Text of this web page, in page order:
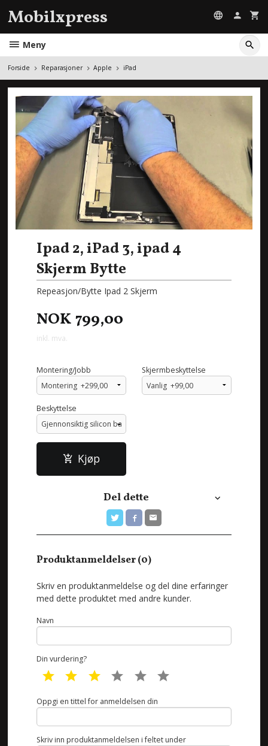
innholdet
Mobilxpress
Meny
Forside Reparasjoner Apple iPad
Ipad 2, iPad 3, ipad 4
Skjerm Bytte
Repeasjon/Bytte Ipad 2 Skjerm
NOK799,00
inkl. mva.
Montering/Jobb Skjermbeskyttelse
Beskyttelse
Kjøp
Del dette
Produktanmeldelser (0)
Skriv en produktanmeldelse og del dine erfaringer
med dette produktet med andre kunder.
Navn
Din vurdering?
1 star 2 star 3 star 4 star 5 star
Oppgi en tittel for anmeldelsen din
Skriv inn produktanmeldelsen i feltet under